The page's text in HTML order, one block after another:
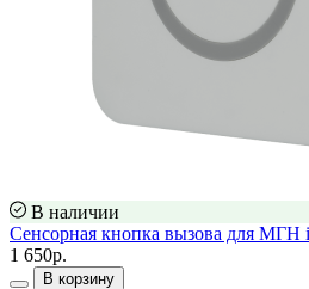
В наличии
Сенсорная кнопка вызова для МГН
1 650р.
В корзину